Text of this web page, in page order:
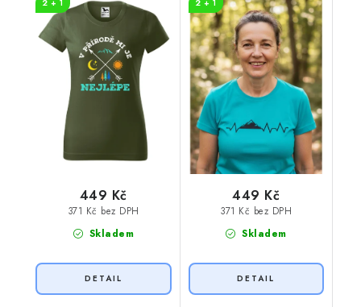
2 + 1
Skladem
371 Kč bez DPH
449 Kč
2 + 1
Skladem
371 Kč bez DPH
449 Kč